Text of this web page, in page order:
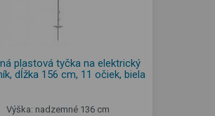
plastová tyčka na elektrický
dĺžka 156 cm, 11 očiek, biela
Výška: nadzemné 136 cm